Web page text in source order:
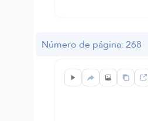
Número de página: 268